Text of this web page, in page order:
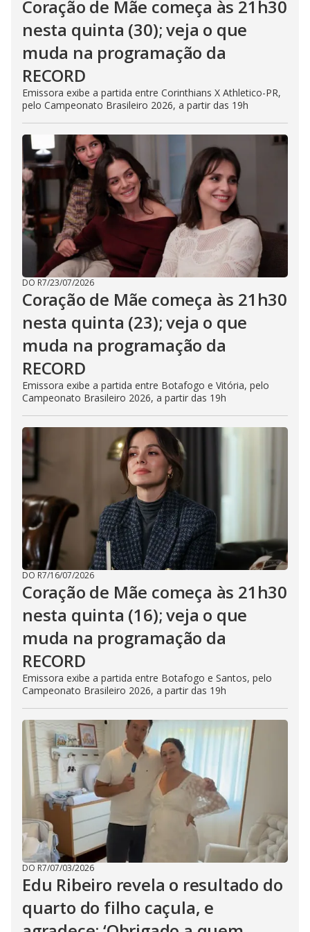
Coração de Mãe começa às 21h30
nesta quinta (30); veja o que
muda na programação da
RECORD
Emissora exibe a partida entre Corinthians X Athletico-PR,
pelo Campeonato Brasileiro 2026, a partir das 19h
DO R7/23/07/2026
Coração de Mãe começa às 21h30
nesta quinta (23); veja o que
muda na programação da
RECORD
Emissora exibe a partida entre Botafogo e Vitória, pelo
Campeonato Brasileiro 2026, a partir das 19h
DO R7/16/07/2026
Coração de Mãe começa às 21h30
nesta quinta (16); veja o que
muda na programação da
RECORD
Emissora exibe a partida entre Botafogo e Santos, pelo
Campeonato Brasileiro 2026, a partir das 19h
DO R7/07/03/2026
Edu Ribeiro revela o resultado do
quarto do filho caçula, e